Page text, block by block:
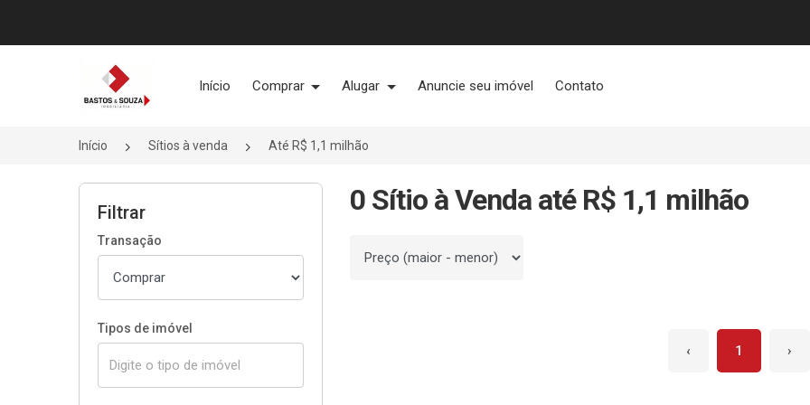
Página inicial
Início Comprar Alugar Anuncie seu imóvel Contato
Início Sítios à venda Até R$ 1,1 milhão
Filtrar
Transação
Tipos de imóvel
0 Sítio à Venda até R$ 1,1 milhão
Ordenar por
‹ 1 ›